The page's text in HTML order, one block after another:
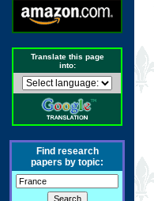
Translate this page
into:
Find research
papers by topic: